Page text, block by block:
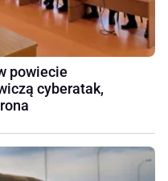
powiecie
cyberatak,